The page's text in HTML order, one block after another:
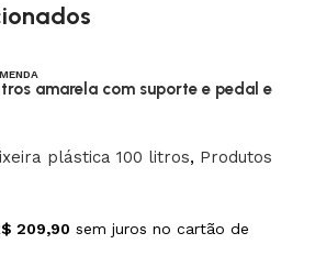
amarela com suporte e pedal e
plástica 100 litros, Produtos
209,90 sem juros no cartão de